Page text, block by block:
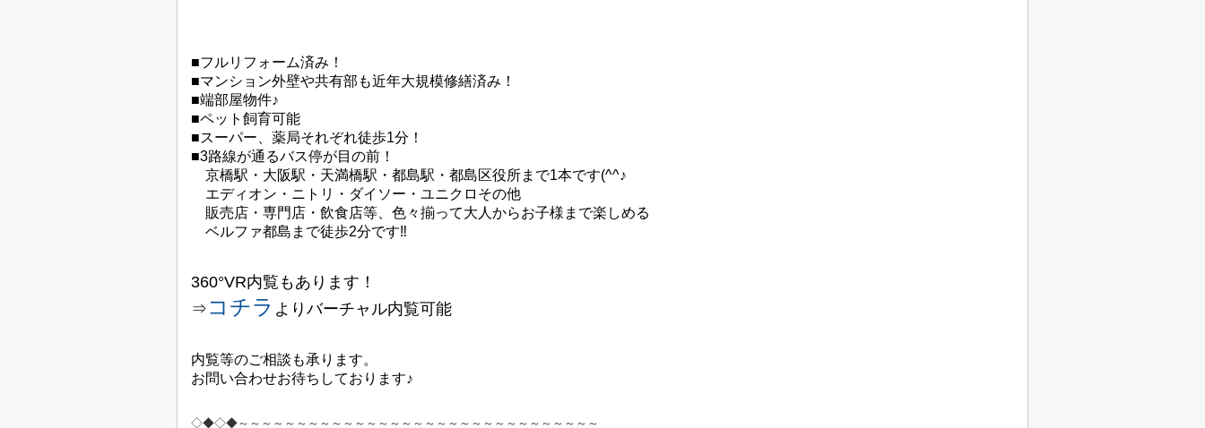
■フルリフォーム済み！
■マンション外壁や共有部も近年大規模修繕済み！
■端部屋物件♪
■ペット飼育可能
■スーパー、薬局それぞれ徒歩1分！
■3路線が通るバス停が目の前！
京橋駅・大阪駅・天満橋駅・都島駅・都島区役所まで1本です(^^♪
エディオン・ニトリ・ダイソー・ユニクロその他
販売店・専門店・飲食店等、色々揃って大人からお子様まで楽しめる
ベルファ都島まで徒歩2分です‼
360°VR内覧もあります！
⇒ コチラ よりバーチャル内覧可能
内覧等のご相談も承ります。
お問い合わせお待ちしております♪
◇◆◇◆～～～～～～～～～～～～～～～～～～～～～～～～～～～～～～～